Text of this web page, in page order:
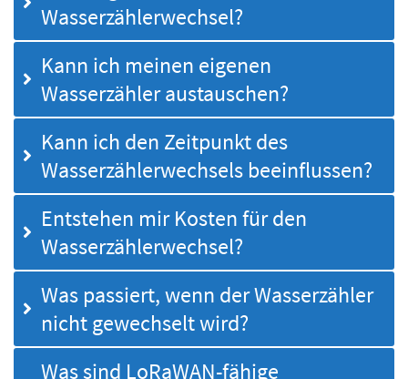
Wasserzählerwechsel?
Kann ich meinen eigenen
Wasserzähler austauschen?
Kann ich den Zeitpunkt des
Wasserzählerwechsels beeinflussen?
Entstehen mir Kosten für den
Wasserzählerwechsel?
Was passiert, wenn der Wasserzähler
nicht gewechselt wird?
Was sind LoRaWAN-fähige